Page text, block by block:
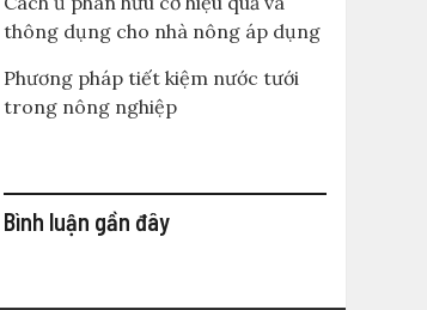
thông dụng cho nhà nông áp dụng
Phương pháp tiết kiệm nước tưới
trong nông nghiệp
Bình luận gần đây